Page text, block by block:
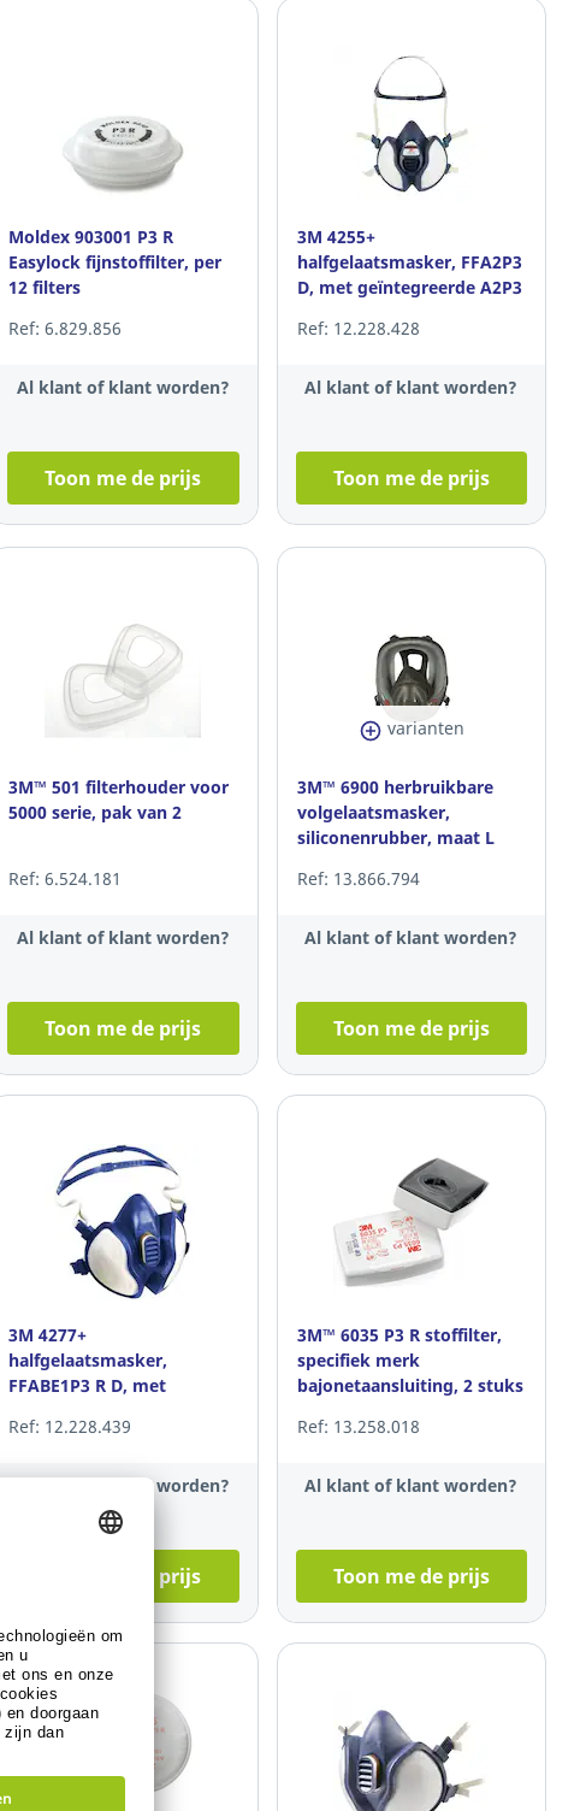
Moldex 903001 P3 R
Easylock fijnstoffilter, per
12 filters
Ref: 6.829.856
Al klant of klant worden?
Toon me de prijs
3M 4255+
halfgelaatsmasker, FFA2P3
D, met geïntegreerde A2P3
Ref: 12.228.428
Al klant of klant worden?
Toon me de prijs
3M™ 501 filterhouder voor
5000 serie, pak van 2
Ref: 6.524.181
Al klant of klant worden?
Toon me de prijs
varianten
3M™ 6900 herbruikbare
volgelaatsmasker,
siliconenrubber, maat L
Ref: 13.866.794
Al klant of klant worden?
Toon me de prijs
3M 4277+
halfgelaatsmasker,
FFABE1P3 R D, met
filters
Ref: 12.228.439
Al klant of klant worden?
Toon me de prijs
3M™ 6035 P3 R stoffilter,
specifiek merk
bajonetaansluiting, 2 stuks
Ref: 13.258.018
Al klant of klant worden?
Toon me de prijs